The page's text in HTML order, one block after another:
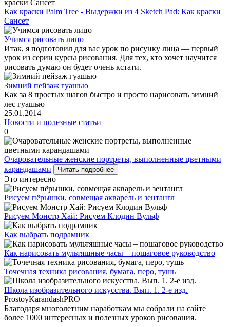
Как краски Palm Tree - Выдержки из 4 Sketch Pad: Как краски
Сансет
Учимся рисовать лицо
Итак, я подготовил для вас урок по рисунку лица — первый
урок из серии курсы рисования. Для тех, кто хочет научится
рисовать думаю он будет очень кстати.
Зимний пейзаж гуашью
Как за 8 простых шагов быстро и просто нарисовать зимний
лес гуашью
25.01.2014
Новости и полезные статьи
0
Очаровательные женские портреты, выполненные цветными
карандашами
Читать подробнее
Это интересно
Рисуем пёрышки, совмещая акварель и зентангл
Рисуем Монстр Хай: Рисуем Клодин Вульф
Как выбрать подрамник
Как нарисовать мультяшные часы – пошаговое руководство
Точечная техника рисования, бумага, перо, тушь
Школа изобразительного искусства. Вып. 1. 2-е изд.
ProstoyKarandashPRO
Благодаря многолетним наработкам мы cобрали на сайте
более 1000 интересных и полезных уроков рисования.